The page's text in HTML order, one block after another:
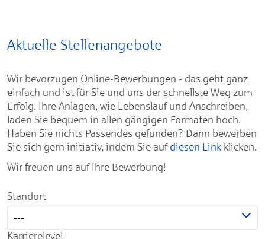
Aktuelle Stellenangebote
Wir bevorzugen Online-Bewerbungen - das geht ganz
einfach und ist für Sie und uns der schnellste Weg zum
Erfolg. Ihre Anlagen, wie Lebenslauf und Anschreiben,
laden Sie bequem in allen gängigen Formaten hoch.
Haben Sie nichts Passendes gefunden? Dann bewerben
Sie sich gern initiativ, indem Sie auf diesen Linkklicken.
Wir freuen uns auf Ihre Bewerbung!
Standort
---
Karrierelevel